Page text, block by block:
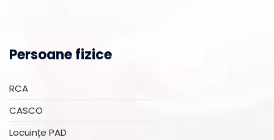
Persoane fizice
RCA
CASCO
Locuințe PAD